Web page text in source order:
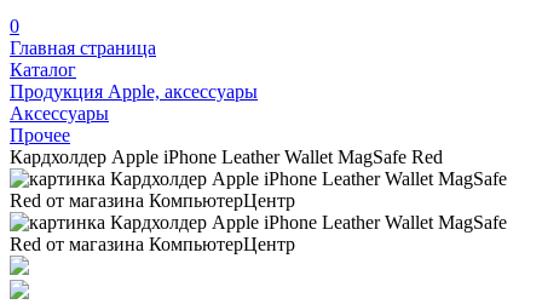
0
Главная страница
Каталог
Продукция Apple, аксессуары
Аксессуары
Прочее
Кардхолдер Apple iPhone Leather Wallet MagSafe Red